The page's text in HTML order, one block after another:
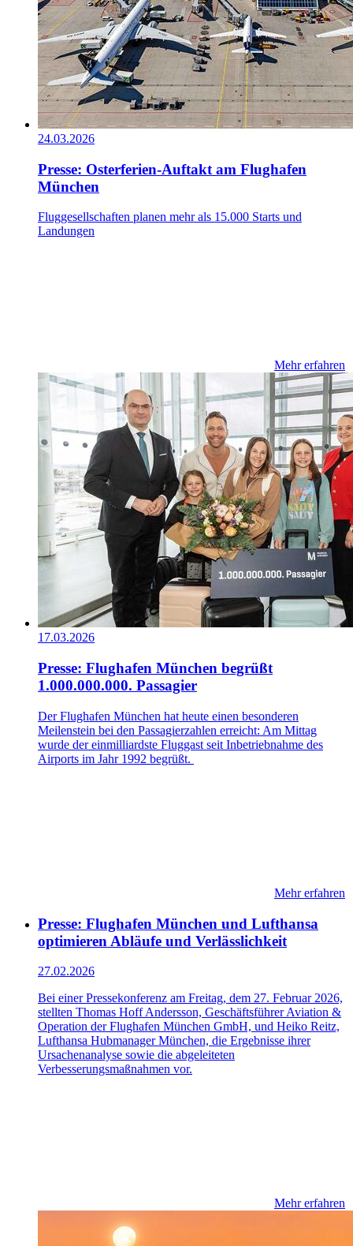
24.03.2026
Presse: Osterferien-Auftakt am Flughafen
München
Fluggesellschaften planen mehr als 15.000 Starts und
Landungen
Mehr erfahren
17.03.2026
Presse: Flughafen München begrüßt
1.000.000.000. Passagier
Der Flughafen München hat heute einen besonderen
Meilenstein bei den Passagierzahlen erreicht: Am Mittag
wurde der einmilliardste Fluggast seit Inbetriebnahme des
Airports im Jahr 1992 begrüßt.
Mehr erfahren
Presse: Flughafen München und Lufthansa
optimieren Abläufe und Verlässlichkeit
27.02.2026
Bei einer Pressekonferenz am Freitag, dem 27. Februar 2026,
stellten Thomas Hoff Andersson, Geschäftsführer Aviation &
Operation der Flughafen München GmbH, und Heiko Reitz,
Lufthansa Hubmanager München, die Ergebnisse ihrer
Ursachenanalyse sowie die abgeleiteten
Verbesserungsmaßnahmen vor.
Mehr erfahren